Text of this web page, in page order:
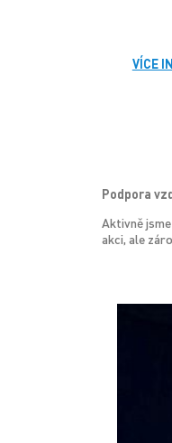
VÍCE
Podpora
Aktivně
akci, ale